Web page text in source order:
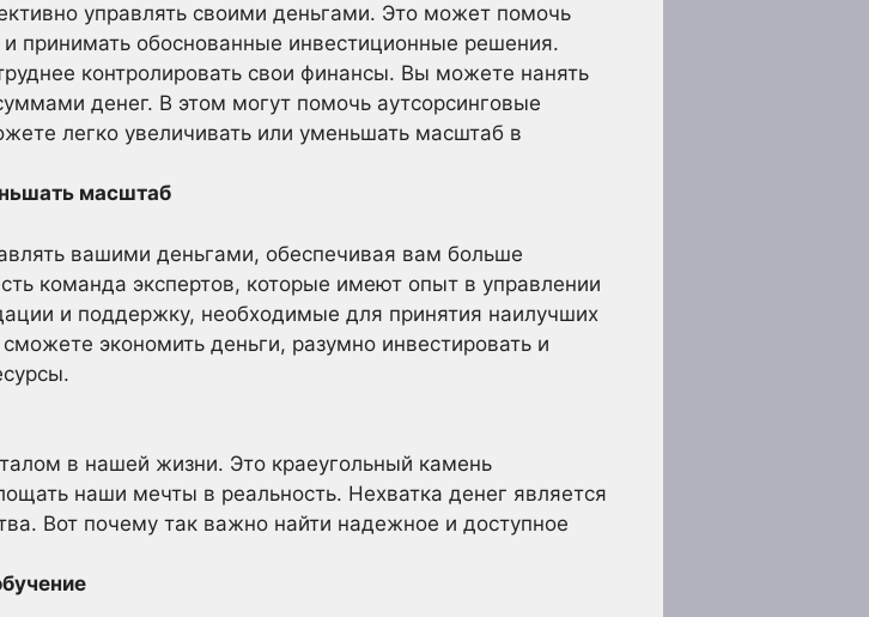
управлять своими деньгами. Это может помочь
принимать обоснованные инвестиционные решения.
контролировать свои финансы. Вы можете нанять
денег. В этом могут помочь аутсорсинговые
легко увеличивать или уменьшать масштаб в
масштаб
вашими деньгами, обеспечивая вам больше
команда экспертов, которые имеют опыт в управлении
и поддержку, необходимые для принятия наилучших
экономить деньги, разумно инвестировать и
в нашей жизни. Это краеугольный камень
наши мечты в реальность. Нехватка денег является
Вот почему так важно найти надежное и доступное